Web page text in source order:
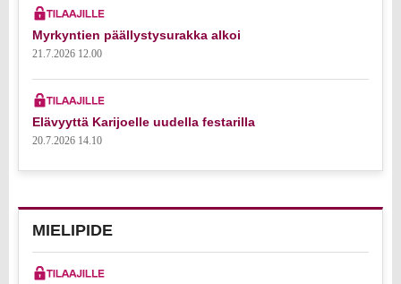
Myrkyntien päällystysurakka alkoi
21.7.2026 12.00
Elävyyttä Karijoelle uudella festarilla
20.7.2026 14.10
MIELIPIDE